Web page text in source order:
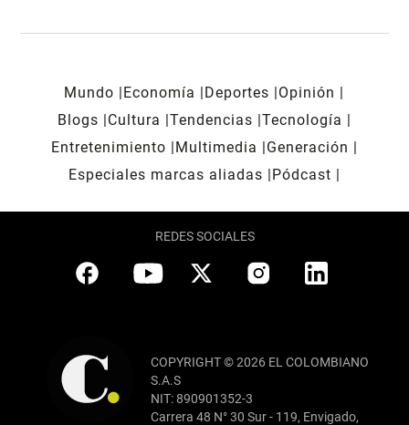
Mundo Economía Deportes
Opinión
Blogs
Cultura Tendencias Tecnología
Entretenimiento
Multimedia
Generación
Especiales marcas aliadas
Pódcast
REDES SOCIALES
COPYRIGHT © 2026 EL COLOMBIANO
S.A.S
NIT: 890901352-3
Carrera 48 N° 30 Sur - 119, Envigado,